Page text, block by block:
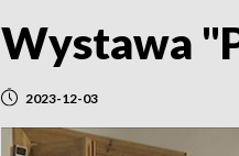
Wystawa
2023-12-03